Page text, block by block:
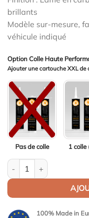
brillants
Modèle sur-mesure,
véhicule indiqué
Option Colle Haute
Ajouter une cartouche XXL de
Pas de colle 1 colle
quantité de Aileron Col
100% Made in